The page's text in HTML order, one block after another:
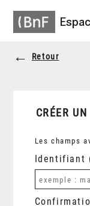
Retour
CRÉER
Les champs
Identifiant